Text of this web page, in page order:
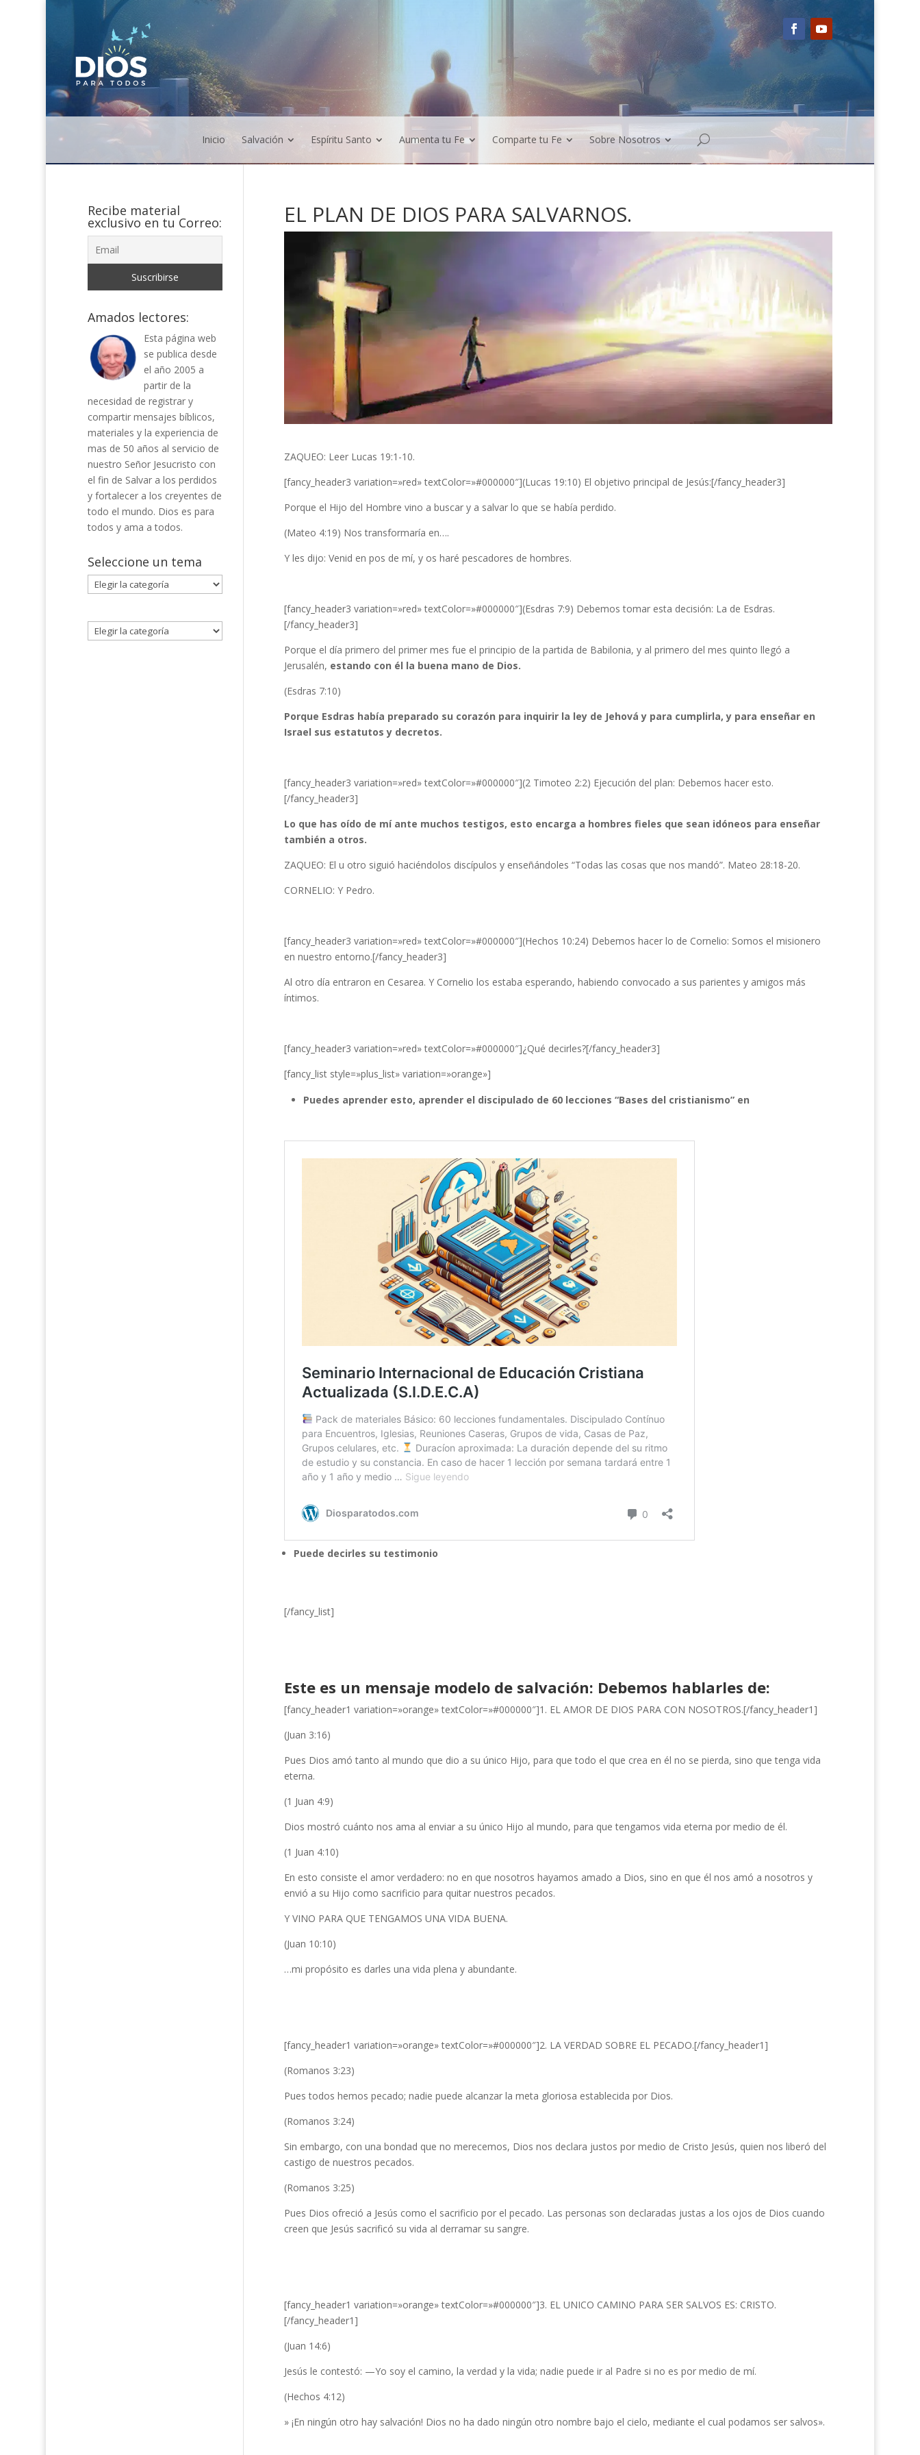
Inicio Salvación Espíritu Santo Aumenta tu Fe Comparte tu Fe Sobre Nosotros
EL PLAN DE DIOS PARA SALVARNOS.
ZAQUEO: Leer Lucas 19:1-10.
[fancy_header3 variation=»red» textColor=»#000000″](Lucas 19:10) El objetivo principal de Jesús:[/fancy_header3]
Porque el Hijo del Hombre vino a buscar y a salvar lo que se había perdido.
(Mateo 4:19) Nos transformaría en….
Y les dijo: Venid en pos de mí, y os haré pescadores de hombres.
[fancy_header3 variation=»red» textColor=»#000000″](Esdras 7:9) Debemos tomar esta decisión: La de Esdras.
[/fancy_header3]
Porque el día primero del primer mes fue el principio de la partida de Babilonia, y al primero del mes quinto llegó a
Jerusalén, estando con él la buena mano de Dios.
(Esdras 7:10)
Porque Esdras había preparado su corazón para inquirir la ley de Jehová y para cumplirla, y para enseñar en
Israel sus estatutos y decretos.
[fancy_header3 variation=»red» textColor=»#000000″](2 Timoteo 2:2) Ejecución del plan: Debemos hacer esto.
[/fancy_header3]
Lo que has oído de mí ante muchos testigos, esto encarga a hombres fieles que sean idóneos para enseñar
también a otros.
ZAQUEO: El u otro siguió haciéndolos discípulos y enseñándoles “Todas las cosas que nos mandó”. Mateo 28:18-20.
CORNELIO: Y Pedro.
[fancy_header3 variation=»red» textColor=»#000000″](Hechos 10:24) Debemos hacer lo de Cornelio: Somos el misionero
en nuestro entorno.[/fancy_header3]
Al otro día entraron en Cesarea. Y Cornelio los estaba esperando, habiendo convocado a sus parientes y amigos más
íntimos.
[fancy_header3 variation=»red» textColor=»#000000″]¿Qué decirles?[/fancy_header3]
[fancy_list style=»plus_list» variation=»orange»]
Puedes aprender esto, aprender el discipulado de 60 lecciones “Bases del cristianismo” en
Puede decirles su testimonio
[/fancy_list]
Este es un mensaje modelo de salvación: Debemos hablarles de:
[fancy_header1 variation=»orange» textColor=»#000000″]1. EL AMOR DE DIOS PARA CON NOSOTROS.[/fancy_header1]
(Juan 3:16)
Pues Dios amó tanto al mundo que dio a su único Hijo, para que todo el que crea en él no se pierda, sino que tenga vida
eterna.
(1 Juan 4:9)
Dios mostró cuánto nos ama al enviar a su único Hijo al mundo, para que tengamos vida eterna por medio de él.
(1 Juan 4:10)
En esto consiste el amor verdadero: no en que nosotros hayamos amado a Dios, sino en que él nos amó a nosotros y
envió a su Hijo como sacrificio para quitar nuestros pecados.
Y VINO PARA QUE TENGAMOS UNA VIDA BUENA.
(Juan 10:10)
…mi propósito es darles una vida plena y abundante.
[fancy_header1 variation=»orange» textColor=»#000000″]2. LA VERDAD SOBRE EL PECADO.[/fancy_header1]
(Romanos 3:23)
Pues todos hemos pecado; nadie puede alcanzar la meta gloriosa establecida por Dios.
(Romanos 3:24)
Sin embargo, con una bondad que no merecemos, Dios nos declara justos por medio de Cristo Jesús, quien nos liberó del
castigo de nuestros pecados.
(Romanos 3:25)
Pues Dios ofreció a Jesús como el sacrificio por el pecado. Las personas son declaradas justas a los ojos de Dios cuando
creen que Jesús sacrificó su vida al derramar su sangre.
[fancy_header1 variation=»orange» textColor=»#000000″]3. EL UNICO CAMINO PARA SER SALVOS ES: CRISTO.
[/fancy_header1]
(Juan 14:6)
Jesús le contestó: —Yo soy el camino, la verdad y la vida; nadie puede ir al Padre si no es por medio de mí.
(Hechos 4:12)
» ¡En ningún otro hay salvación! Dios no ha dado ningún otro nombre bajo el cielo, mediante el cual podamos ser salvos».
Recibe material
exclusivo en tu Correo:
Amados lectores:
Esta página web
se publica desde
el año 2005 a
partir de la
necesidad de registrar y
compartir mensajes bíblicos,
materiales y la experiencia de
mas de 50 años al servicio de
nuestro Señor Jesucristo con
el fin de Salvar a los perdidos
y fortalecer a los creyentes de
todo el mundo. Dios es para
todos y ama a todos.
Seleccione un tema
Seleccione
un